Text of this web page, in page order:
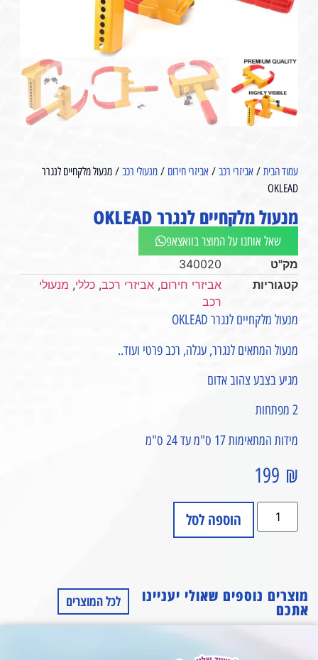
עמוד הבית/ אביזרי רכב/ אביזרי חירום / מנעולי רכב/ מנעול מלקחיים לנגרר
OKLEAD
מנעול מלקחיים לנגרר OKLEAD
שאל אותנו על המוצר בוואצאפ
מק"ט
340020
קטגוריות
אביזרי חירום, אביזרי רכב, כללי, מנעולי
רכב
מנעול מלקחיים לנגרר OKLEAD
מנעול המתאים לנגרר, עגלה, רכב פרטי ועוד..
מגיע בצבע צהוב אדום
2 מפתחות
מידות המתאימות 17 ס"מ עד 24 ס"מ
199 ₪
הוספה לסל
מוצרים נוספים שאולי יעניינו
אתכם לכל המוצרים